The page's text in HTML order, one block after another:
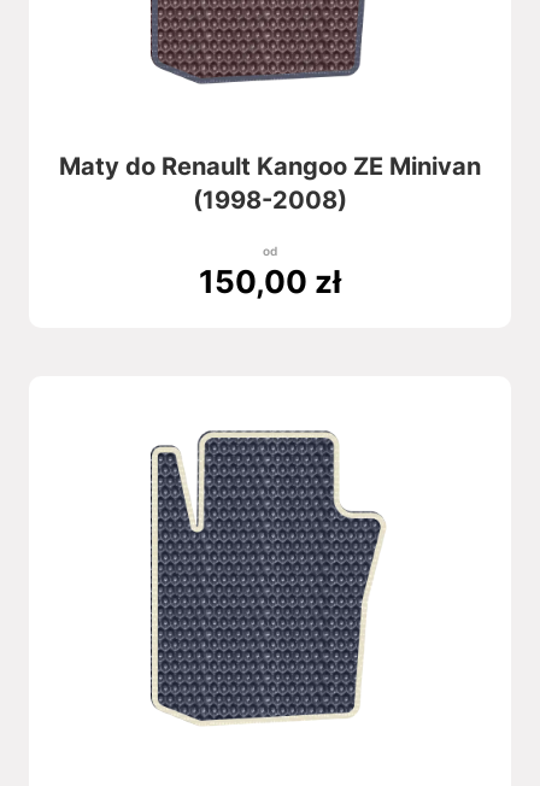
Maty do Renault Kangoo ZE Minivan
(1998-2008)
od
150,00 zł